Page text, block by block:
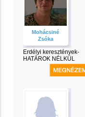
Mohácsiné
Zsóka
Erdélyi keresztények-
HATÁROK NÉLKÜL